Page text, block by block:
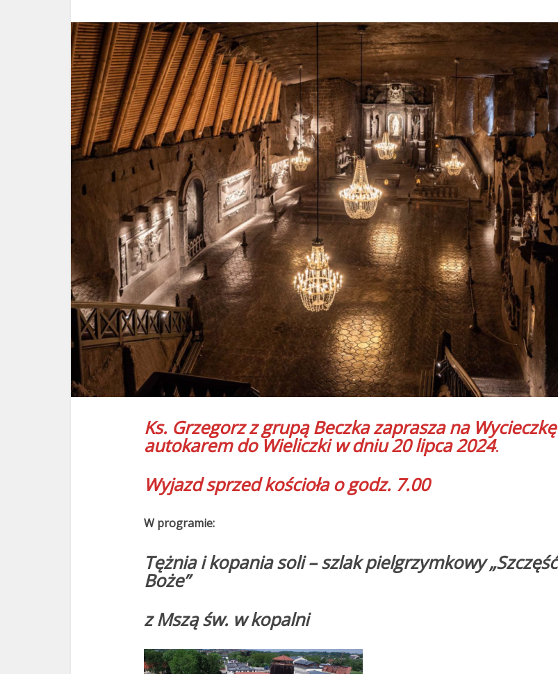
Ks. Grzegorz z grupą Beczka zaprasza na Wycieczkę
autokarem do Wieliczki w dniu 20 lipca 2024.
Wyjazd sprzed kościoła o godz. 7.00
W programie:
Tężnia i kopania soli – szlak pielgrzymkowy „Szczęść
Boże”
z Mszą św. w kopalni